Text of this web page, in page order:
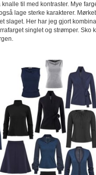
til med kontraster. Mye
lage sterke karakterer.
slaget. Her har jeg gjort
singlet og strømper. Sko